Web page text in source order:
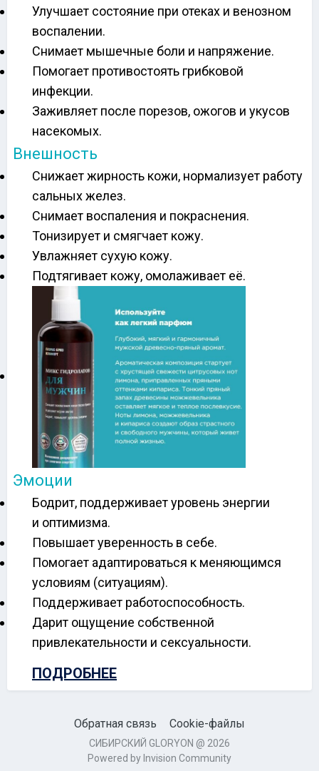
Улучшает состояние при отеках и венозном
воспалении.
Снимает мышечные боли и напряжение.
Помогает противостоять грибковой
инфекции.
Заживляет после порезов, ожогов и укусов
насекомых.
Внешность
Снижает жирность кожи, нормализует работу
сальных желез.
Снимает воспаления и покраснения.
Тонизирует и смягчает кожу.
Увлажняет сухую кожу.
Подтягивает кожу, омолаживает её.
Эмоции
Бодрит, поддерживает уровень энергии
и оптимизма.
Повышает уверенность в себе.
Помогает адаптироваться к меняющимся
условиям (ситуациям).
Поддерживает работоспособность.
Дарит ощущение собственной
привлекательности и сексуальности.
ПОДРОБНЕЕ
Обратная связь Cookie-файлы
СИБИРСКИЙ GLORYON @ 2026
Powered by Invision Community